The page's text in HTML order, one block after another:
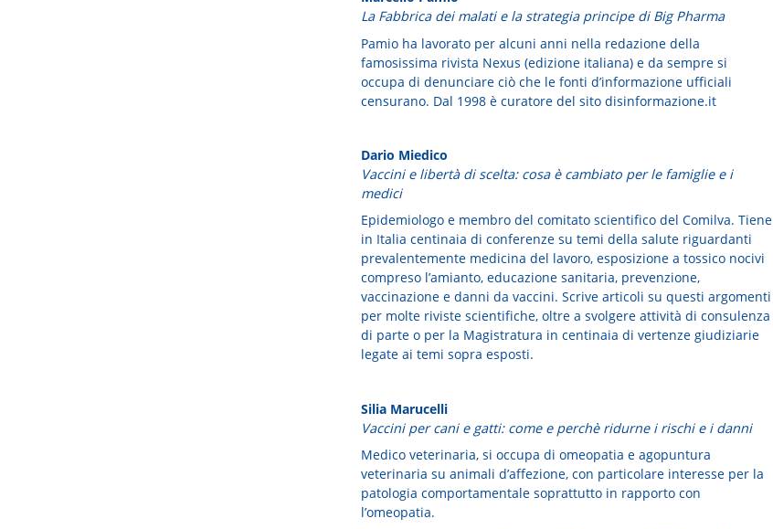
La Fabbrica dei malati e la strategia principe di Big Pharma
Pamio ha lavorato per alcuni anni nella redazione della
famosissima rivista Nexus (edizione italiana) e da sempre si
occupa di denunciare ciò che le fonti d’informazione ufficiali
censurano. Dal 1998 è curatore del sito disinformazione.it
Dario Miedico
Vaccini e libertà di scelta: cosa è cambiato per le famiglie e i
medici
Epidemiologo e membro del comitato scientifico del Comilva. Tiene
in Italia centinaia di conferenze su temi della salute riguardanti
prevalentemente medicina del lavoro, esposizione a tossico nocivi
compreso l’amianto, educazione sanitaria, prevenzione,
vaccinazione e danni da vaccini. Scrive articoli su questi argomenti
per molte riviste scientifiche, oltre a svolgere attività di consulenza
di parte o per la Magistratura in centinaia di vertenze giudiziarie
legate ai temi sopra esposti.
Silia Marucelli
Vaccini per cani e gatti: come e perchè ridurne i rischi e i danni
Medico veterinaria, si occupa di omeopatia e agopuntura
veterinaria su animali d’affezione, con particolare interesse per la
patologia comportamentale soprattutto in rapporto con
l’omeopatia.